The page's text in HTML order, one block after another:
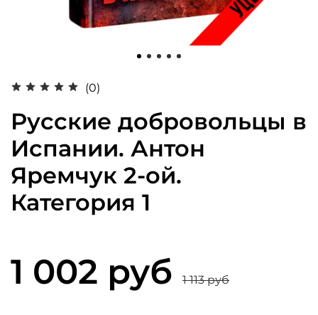
(0)
Русские добровольцы в
Испании. Антон
Яремчук 2-ой.
Категория 1
1 002 руб 1 113 руб